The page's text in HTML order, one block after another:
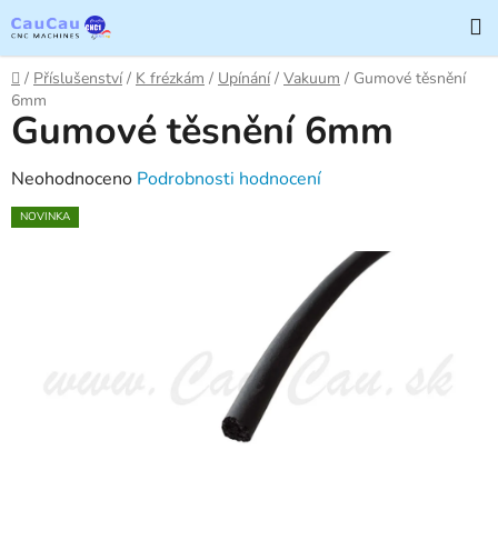
na
obsah
Domů
/ Příslušenství / K frézkám / Upínání / Vakuum / Gumové těsnění
6mm
Gumové těsnění 6mm
Průměrné
hodnocení
Neohodnoceno Podrobnosti hodnocení
NOVINKA